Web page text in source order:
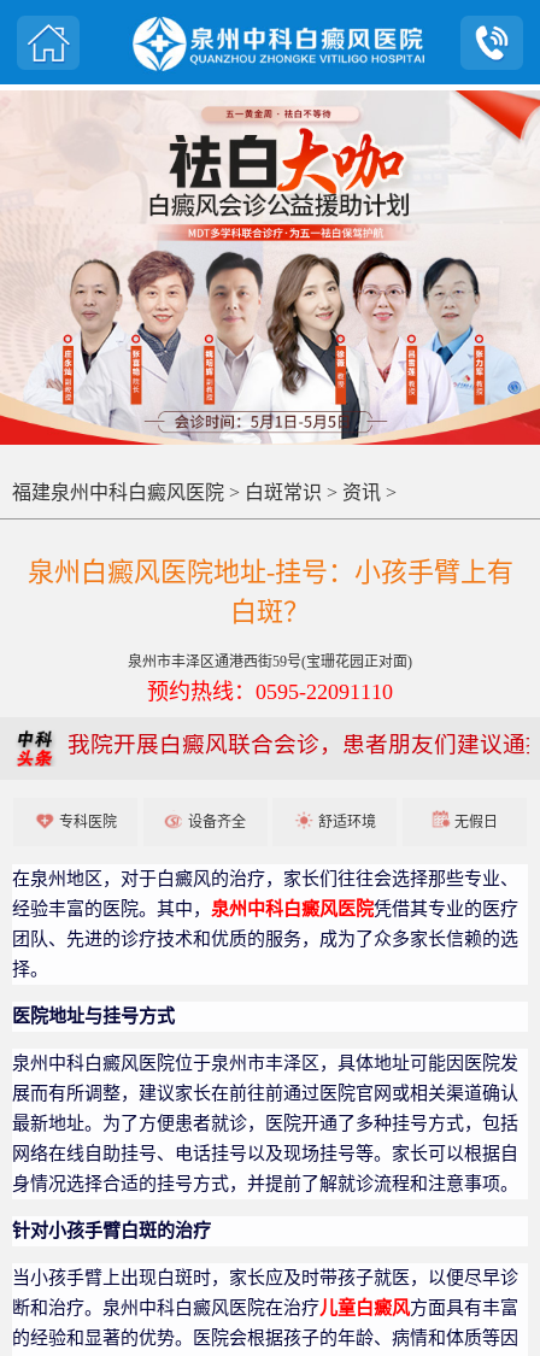
福建泉州中科白癜风医院 > 白斑常识 > 资讯 >
泉州白癜风医院地址-挂号：小孩手臂上有
白斑？
泉州市丰泽区通港西街59号(宝珊花园正对面)
预约热线：0595-22091110
我院开展白癜风联合会诊，患者朋友们建议通
专科医院 设备齐全 舒适环境 无假日
在泉州地区，对于白癜风的治疗，家长们往往会选择那些专业、
经验丰富的医院。其中， 泉州中科白癜风医院凭借其专业的医疗
团队、先进的诊疗技术和优质的服务，成为了众多家长信赖的选
择。
医院地址与挂号方式
泉州中科白癜风医院位于泉州市丰泽区，具体地址可能因医院发
展而有所调整，建议家长在前往前通过医院官网或相关渠道确认
最新地址。为了方便患者就诊，医院开通了多种挂号方式，包括
网络在线自助挂号、电话挂号以及现场挂号等。家长可以根据自
身情况选择合适的挂号方式，并提前了解就诊流程和注意事项。
针对小孩手臂白斑的治疗
当小孩手臂上出现白斑时，家长应及时带孩子就医，以便尽早诊
断和治疗。泉州中科白癜风医院在治疗儿童白癜风方面具有丰富
的经验和显著的优势。医院会根据孩子的年龄、病情和体质等因